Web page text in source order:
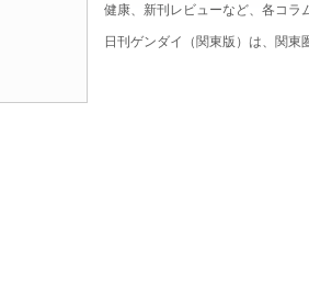
健康、新刊レビューなど、各コラ
日刊ゲンダイ（関東版）は、関